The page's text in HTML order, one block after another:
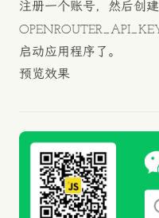
注册一个账号，然后创
启动应用程序了。
预览效果